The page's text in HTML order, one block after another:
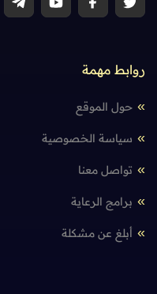
روابط مهمة
حول الموقع
سياسة الخصوصية
تواصل معنا
برامج الرعاية
أبلغ عن مشكلة